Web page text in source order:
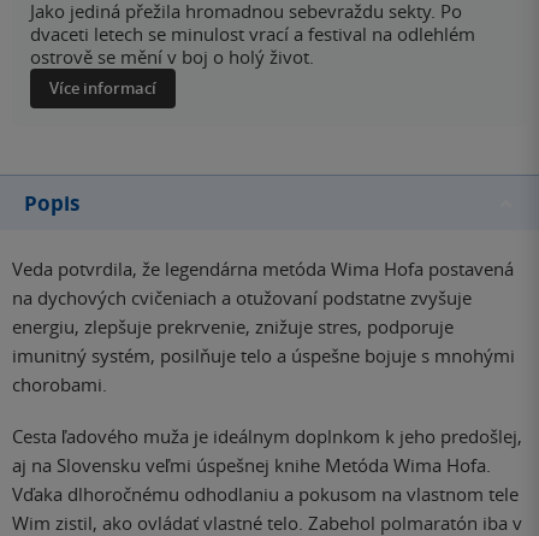
Jako jediná přežila hromadnou sebevraždu sekty. Po
dvaceti letech se minulost vrací a festival na odlehlém
ostrově se mění v boj o holý život.
Více informací
Popis
Veda potvrdila, že legendárna metóda Wima Hofa postavená
na dychových cvičeniach a otužovaní podstatne zvyšuje
energiu, zlepšuje prekrvenie, znižuje stres, podporuje
imunitný systém, posilňuje telo a úspešne bojuje s mnohými
chorobami.
Cesta ľadového muža je ideálnym doplnkom k jeho predošlej,
aj na Slovensku veľmi úspešnej knihe Metóda Wima Hofa.
Vďaka dlhoročnému odhodlaniu a pokusom na vlastnom tele
Wim zistil, ako ovládať vlastné telo. Zabehol polmaratón iba v